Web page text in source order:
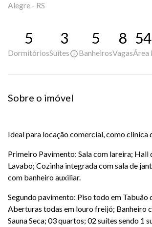
Alegre - RS
5
Dormitórios
3
Suítes
5
Banheiros
8
VagasÁrea
Sobre o imóvel
Ideal para locação comercial, como clinica
Primeiro Pavimento: Sala com lareira; Hall
Lavabo; Cozinha integrada com sala de
com banheiro auxiliar.
Segundo pavimento: Piso todo em Tabuão
Aberturas todas em louro freijó; Banheiro
Sauna Seca; 03 quartos; 02 suítes sendo 1